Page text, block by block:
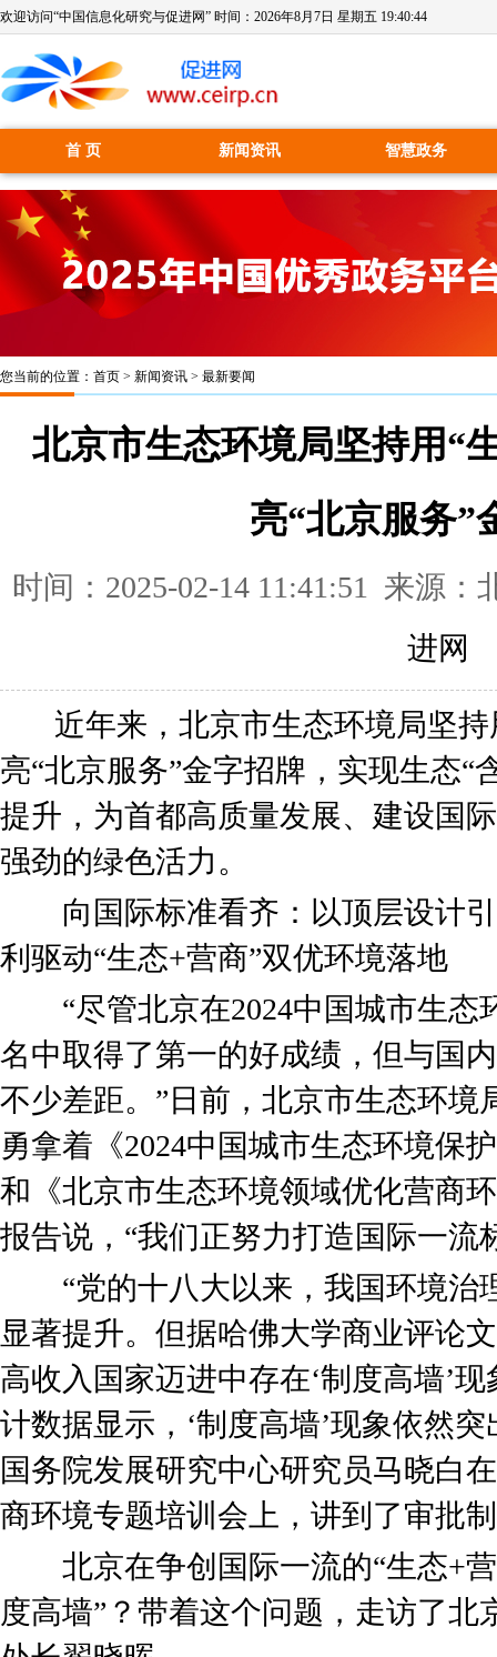
欢迎访问“中国信息化研究与促进网” 时间： 2026年8月7日 星期五 19:40:45
首 页 新闻资讯 智慧政务
您当前的位置： 首页 > 新闻资讯 > 最新要闻
北京市生态环境局坚持用“
亮“北京服务”
时间：2025-02-14 11:41:51 来源
进网
近年来，北京市生态环境局坚持
亮“北京服务”金字招牌，实现生态“
提升，为首都高质量发展、建设国
强劲的绿色活力。
向国际标准看齐：以顶层设计引
利驱动“生态+营商”双优环境落地
“尽管北京在2024中国城市生态
名中取得了第一的好成绩，但与国
不少差距。”日前，北京市生态环境
勇拿着《2024中国城市生态环境保
和《北京市生态环境领域优化营商
报告说，“我们正努力打造国际一流
“党的十八大以来，我国环境治
显著提升。但据哈佛大学商业评论
高收入国家迈进中存在‘制度高墙’
计数据显示，‘制度高墙’现象依然
国务院发展研究中心研究员马晓白
商环境专题培训会上，讲到了审批
北京在争创国际一流的“生态+营
度高墙”？带着这个问题，走访了